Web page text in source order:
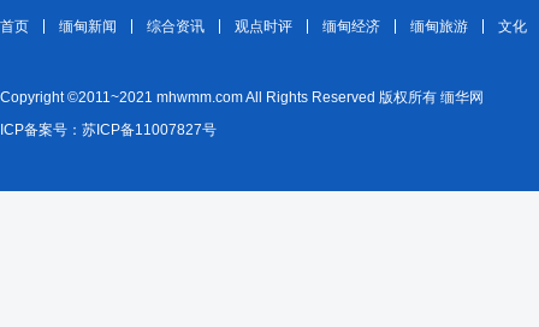
首页 缅甸新闻 综合资讯 观点时评 缅甸经济 缅甸旅游 文化
Copyright ©2011~2021 mhwmm.com All Rights Reserved 版权所有 缅华网
ICP备案号：苏ICP备11007827号